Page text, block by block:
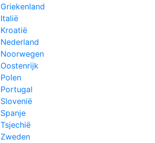
Griekenland
Italië
Kroatië
Nederland
Noorwegen
Oostenrijk
Polen
Portugal
Slovenië
Spanje
Tsjechië
Zweden